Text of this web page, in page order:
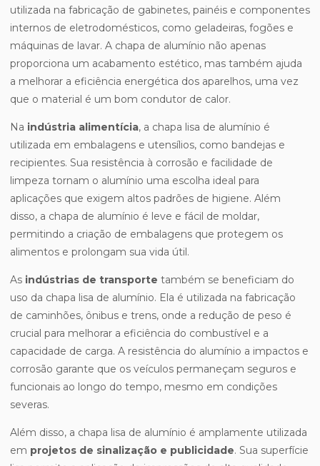
utilizada na fabricação de gabinetes, painéis e componentes
internos de eletrodomésticos, como geladeiras, fogões e
máquinas de lavar. A chapa de alumínio não apenas
proporciona um acabamento estético, mas também ajuda
a melhorar a eficiência energética dos aparelhos, uma vez
que o material é um bom condutor de calor.
Na indústria alimentícia, a chapa lisa de alumínio é
utilizada em embalagens e utensílios, como bandejas e
recipientes. Sua resistência à corrosão e facilidade de
limpeza tornam o alumínio uma escolha ideal para
aplicações que exigem altos padrões de higiene. Além
disso, a chapa de alumínio é leve e fácil de moldar,
permitindo a criação de embalagens que protegem os
alimentos e prolongam sua vida útil.
As indústrias de transporte também se beneficiam do
uso da chapa lisa de alumínio. Ela é utilizada na fabricação
de caminhões, ônibus e trens, onde a redução de peso é
crucial para melhorar a eficiência do combustível e a
capacidade de carga. A resistência do alumínio a impactos e
corrosão garante que os veículos permaneçam seguros e
funcionais ao longo do tempo, mesmo em condições
severas.
Além disso, a chapa lisa de alumínio é amplamente utilizada
em projetos de sinalização e publicidade. Sua superfície